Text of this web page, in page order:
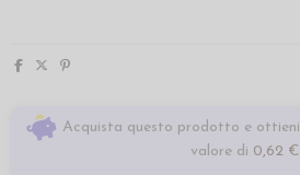
Acquista questo prodotto e ottieni
valore di 0,62 €